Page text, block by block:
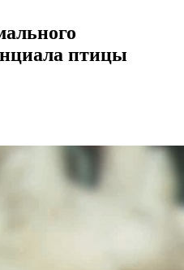
птицы